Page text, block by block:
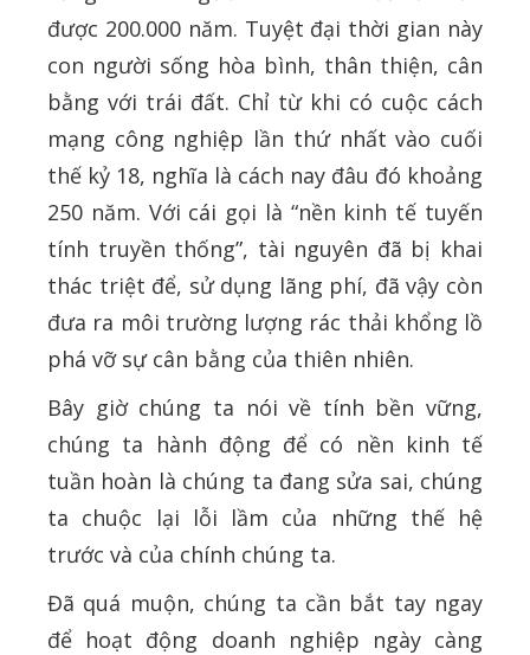
được 200.000 năm. Tuyệt đại thời gian này
con người sống hòa bình, thân thiện, cân
bằng với trái đất. Chỉ từ khi có cuộc cách
mạng công nghiệp lần thứ nhất vào cuối
thế kỷ 18, nghĩa là cách nay đâu đó khoảng
250 năm. Với cái gọi là “nền kinh tế tuyến
tính truyền thống”, tài nguyên đã bị khai
thác triệt để, sử dụng lãng phí, đã vậy còn
đưa ra môi trường lượng rác thải khổng lồ
phá vỡ sự cân bằng của thiên nhiên.
Bây giờ chúng ta nói về tính bền vững,
chúng ta hành động để có nền kinh tế
tuần hoàn là chúng ta đang sửa sai, chúng
ta chuộc lại lỗi lầm của những thế hệ
trước và của chính chúng ta.
Đã quá muộn, chúng ta cần bắt tay ngay
để hoạt động doanh nghiệp ngày càng